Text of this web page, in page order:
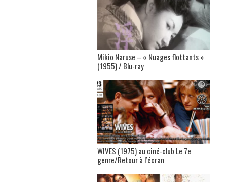
Mikio Naruse – « Nuages flottants »
(1955) / Blu-ray
WIVES (1975) au ciné-club Le 7e
genre/Retour à l’écran